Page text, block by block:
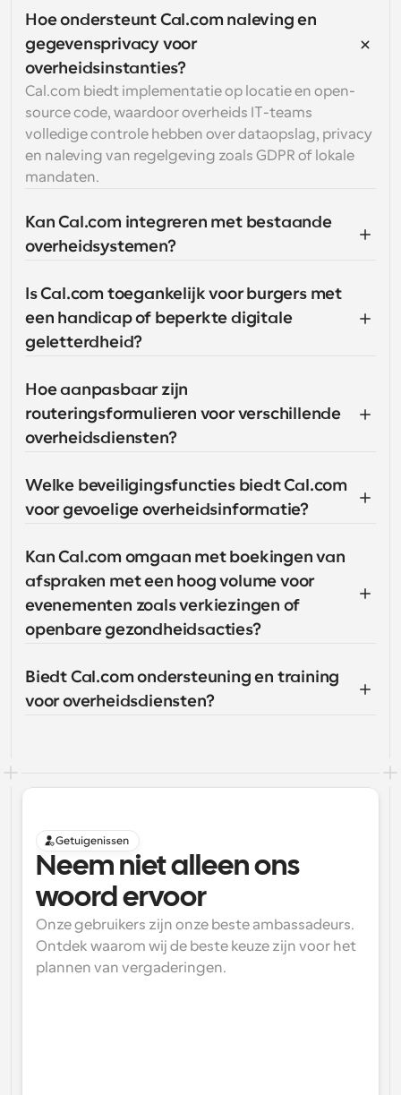
Hoe ondersteunt Cal.com naleving en
gegevensprivacy voor
overheidsinstanties?
Cal.com biedt implementatie op locatie en open-
source code, waardoor overheids IT-teams
volledige controle hebben over dataopslag, privacy
en naleving van regelgeving zoals GDPR of lokale
mandaten.
Kan Cal.com integreren met bestaande
overheidsystemen?
Is Cal.com toegankelijk voor burgers met
een handicap of beperkte digitale
geletterdheid?
Hoe aanpasbaar zijn
routeringsformulieren voor verschillende
overheidsdiensten?
Welke beveiligingsfuncties biedt Cal.com
voor gevoelige overheidsinformatie?
Kan Cal.com omgaan met boekingen van
afspraken met een hoog volume voor
evenementen zoals verkiezingen of
openbare gezondheidsacties?
Biedt Cal.com ondersteuning en training
voor overheidsdiensten?
Getuigenissen
Neem niet alleen ons
woord ervoor
Onze gebruikers zijn onze beste ambassadeurs.
Ontdek waarom wij de beste keuze zijn voor het
plannen van vergaderingen.